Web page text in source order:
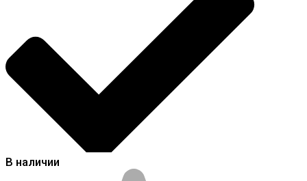
В наличии